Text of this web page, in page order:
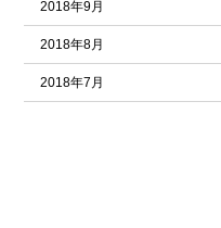
2018年9月
2018年8月
2018年7月